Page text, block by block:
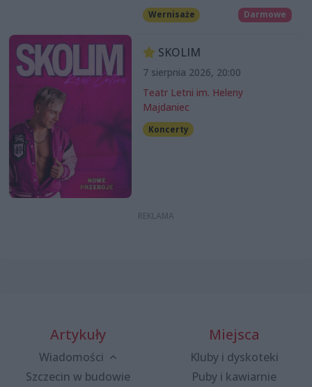
Wernisaże Darmowe
SKOLIM
7 sierpnia 2026, 20:00
Teatr Letni im. Heleny
Majdaniec
Koncerty
Artykuły
Wiadomości
Szczecin w budowie
Miejsca
Kluby i dyskoteki
Puby i kawiarnie